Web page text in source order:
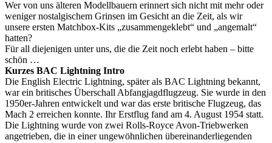
Wer von uns älteren Modellbauern erinnert sich nicht mit mehr oder
weniger nostalgischem Grinsen im Gesicht an die Zeit, als wir
unsere ersten Matchbox-Kits „zusammengeklebt“ und „angemalt“
hatten?
Für all diejenigen unter uns, die die Zeit noch erlebt haben – bitte
schön …
Kurzes BAC Lightning Intro
Die English Electric Lightning, später als BAC Lightning bekannt,
war ein britisches Überschall Abfangjagdflugzeug. Sie wurde in den
1950er-Jahren entwickelt und war das erste britische Flugzeug, das
Mach 2 erreichen konnte. Ihr Erstflug fand am 4. August 1954 statt.
Die Lightning wurde von zwei Rolls-Royce Avon-Triebwerken
angetrieben, die in einer ungewöhnlichen übereinanderliegenden